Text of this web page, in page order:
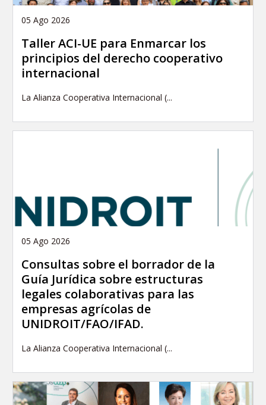
05 Ago 2026
Taller ACI-UE para Enmarcar los
principios del derecho cooperativo
internacional
La Alianza Cooperativa Internacional (...
05 Ago 2026
Consultas sobre el borrador de la
Guía Jurídica sobre estructuras
legales colaborativas para las
empresas agrícolas de
UNIDROIT/FAO/IFAD.
La Alianza Cooperativa Internacional (...